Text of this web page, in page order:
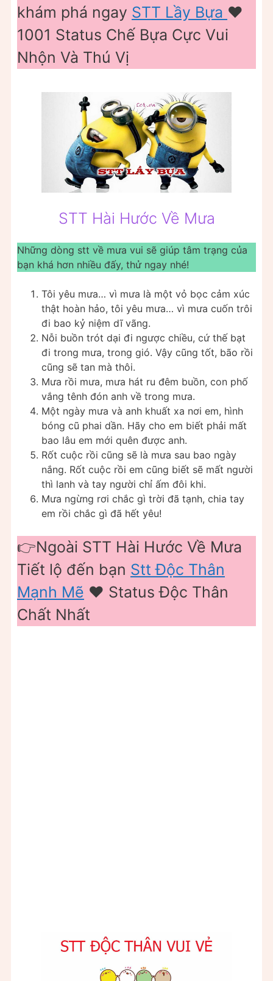
khám phá ngay STT Lầy Bựa ❤️️
1001 Status Chế Bựa Cực Vui
Nhộn Và Thú Vị
STT Hài Hước Về Mưa
Những dòng stt về mưa vui sẽ giúp tâm trạng của
bạn khá hơn nhiều đấy, thử ngay nhé!
Tôi yêu mưa… vì mưa là một vỏ bọc cảm xúc
thật hoàn hảo, tôi yêu mưa… vì mưa cuốn trôi
đi bao kỷ niệm dĩ vãng.
Nỗi buồn trót dại đi ngược chiều, cứ thế bạt
đi trong mưa, trong gió. Vậy cũng tốt, bão rồi
cũng sẽ tan mà thôi.
Mưa rồi mưa, mưa hát ru đêm buồn, con phố
vắng tênh đón anh về trong mưa.
Một ngày mưa và anh khuất xa nơi em, hình
bóng cũ phai dần. Hãy cho em biết phải mất
bao lâu em mới quên được anh.
Rốt cuộc rồi cũng sẽ là mưa sau bao ngày
nắng. Rốt cuộc rồi em cũng biết sẽ mất người
thì lanh và tay người chỉ ấm đôi khi.
Mưa ngừng rơi chắc gì trời đã tạnh, chia tay
em rồi chắc gì đã hết yêu!
👉Ngoài STT Hài Hước Về Mưa
Tiết lộ đến bạn Stt Độc Thân
Mạnh Mẽ ❤️ Status Độc Thân
Chất Nhất